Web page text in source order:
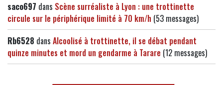
saco697 dans Scène surréaliste à Lyon : une trottinette
circule sur le périphérique limité à 70 km/h (53 messages)
Rb6528 dans Alcoolisé à trottinette, il se débat pendant
quinze minutes et mord un gendarme à Tarare (12 messages)